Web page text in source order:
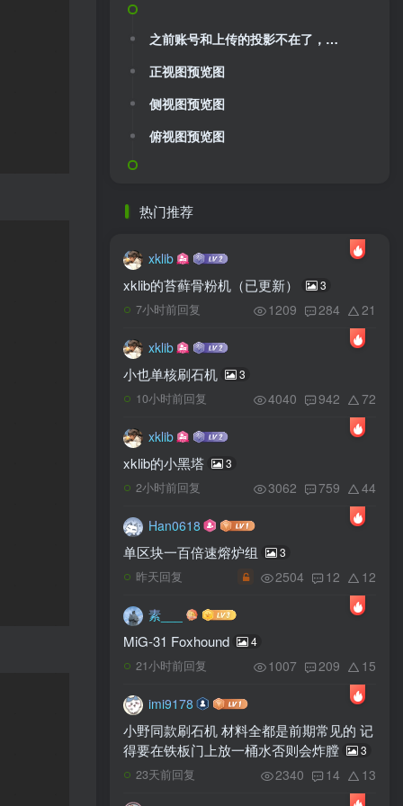
之前账号和上传的投影不在了，再上传一次
正视图预览图
侧视图预览图
俯视图预览图
热门推荐
xklib
xklib的苔藓骨粉机（已更新） 3
7小时前回复 1209 284 21
xklib
小也单核刷石机 3
10小时前回复 4040 942 72
xklib
xklib的小黑塔 3
2小时前回复 3062 759 44
Han0618
单区块一百倍速熔炉组 3
昨天回复 2504 12 12
素___
MiG-31 Foxhound 4
21小时前回复 1007 209 15
imi9178
小野同款刷石机 材料全都是前期常见的 记
得要在铁板门上放一桶水否则会炸膛
3
23天前回复 2340 14 13